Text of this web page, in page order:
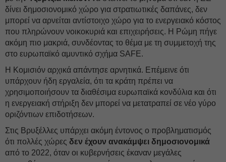
δίνει δημοσιονομικό χώρο για στρατιωτικές δαπάνες, δεν
μπορεί να αρνείται αντίστοιχο χώρο για το ενεργειακό κόστος
που πληρώνουν νοικοκυριά και επιχειρήσεις. Η Ρώμη πήγε
ακόμη πιο μακριά, συνδέοντας το θέμα με τη συμμετοχή της
στο ευρωπαϊκό αμυντικό σχήμα SAFE.
Η Κομισιόν αρχικά απάντησε αρνητικά. Επέμεινε ότι
υπάρχουν ήδη εργαλεία, ότι τα κράτη πρέπει να
χρησιμοποιήσουν τα διαθέσιμα ευρωπαϊκά κονδύλια και ότι
η ενεργειακή στήριξη δεν μπορεί να μετατραπεί σε νέο γύρο
οριζόντιων επιδοτήσεων.
Στις Βρυξέλλες υπάρχει ακόμη έντονος ο προβληματισμός
ότι πολλές χώρες δεν έχουν ανακάμψει δημοσιονομικά
από το 2022, όταν οι κυβερνήσεις έκαναν μεγάλες